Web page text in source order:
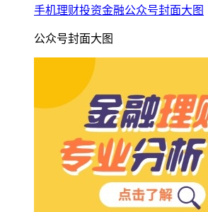
手机理财投资金融公众号封面大图
公众号封面大图